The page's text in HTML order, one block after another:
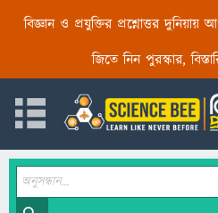
বিজ্ঞান ও প্রযুক্তির প্রশ্নোত্তর দুনিয়ায়
জিতে নিন পুরস্কার,